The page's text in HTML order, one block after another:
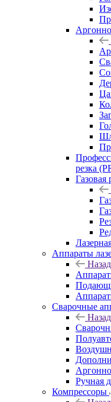
резка
Газовая
Аппараты
Назад
Сварочные
Назад
Ручная
Компрессоры